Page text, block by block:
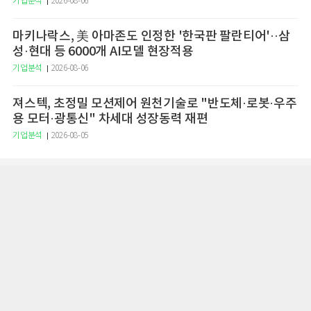
마키나락스, 美 아마존도 인정한 '한국판 팔란티어'··삼
성·현대 등 6000개 AI모델 현장적용
기업분석 2026-08-06
져스텍, 초정밀 모션제어 원천기술로 "반도체·로봇·우주
용 모터·광통신" 차세대 성장동력 재편
기업분석 2026-08-05